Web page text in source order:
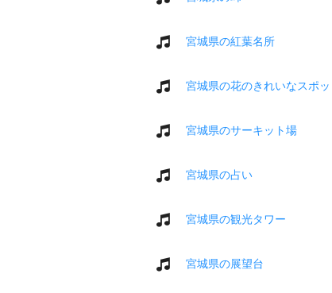
宮城県の紅葉名所
宮城県の花のきれいなスポ
宮城県のサーキット場
宮城県の占い
宮城県の観光タワー
宮城県の展望台